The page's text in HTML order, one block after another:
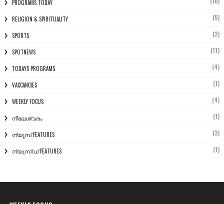
PROGRAMS TODAY
RELIGION & SPIRITUALITY (5)
SPORTS (2)
SPOTNEWS (11)
TODAYS PROGRAMS (4)
VACCANCIES (1)
WEEKLY FOCUS (4)
നീലേശ്വരം (1)
ന്യൂസ് FEATURES (2)
ന്യൂസ്ഡ് FEATURES (1)